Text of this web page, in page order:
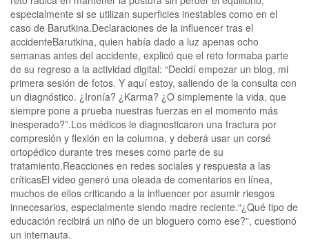
especialmente si se utilizan superficies inestables como en el
caso de Barutkina.Declaraciones de la influencer tras el
accidenteBarutkina, quien había dado a luz apenas ocho
semanas antes del accidente, explicó que el reto formaba parte
de su regreso a la actividad digital: “Decidí empezar un blog, mi
primera sesión de fotos. Y aquí estoy, saliendo de la consulta con
un diagnóstico. ¿Ironía? ¿Karma? ¿O simplemente la vida, que
siempre pone a prueba nuestras fuerzas en el momento más
inesperado?”.Los médicos le diagnosticaron una fractura por
compresión y flexión en la columna, y deberá usar un corsé
ortopédico durante tres meses como parte de su
tratamiento.Reacciones en redes sociales y respuesta a las
críticasEl video generó una oleada de comentarios en línea,
muchos de ellos criticando a la influencer por asumir riesgos
innecesarios, especialmente siendo madre reciente.“¿Qué tipo de
educación recibirá un niño de un bloguero como ese?”, cuestionó
un internauta.